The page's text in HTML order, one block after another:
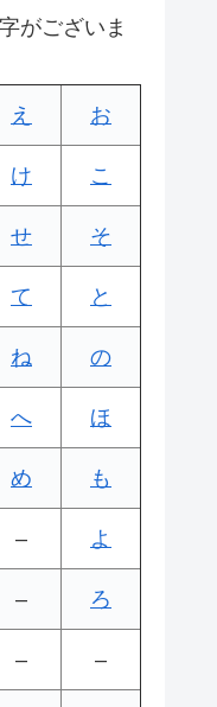
がございま
え お
け こ
せ そ
て と
ね の
へ ほ
め も
– よ
– ろ
– –